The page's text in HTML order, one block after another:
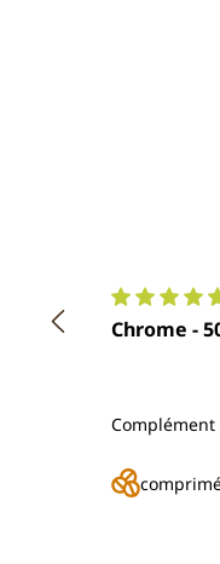
Note
Chrome -